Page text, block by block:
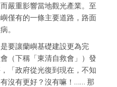
嚴重影響當地觀光產業。至
僅有的一條主要道路，路面
。
要讓蘭嶼基礎建設更為完
（下稱「東清自救會」）發
「政府從光復到現在，不知
沒有更好？沒有嘛！…… 那